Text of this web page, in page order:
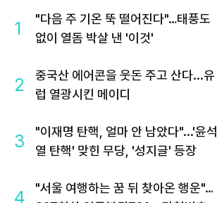
1
"다음 주 기온 뚝 떨어진다"…태풍도
없이 열돔 박살 낸 '이것'
2
중국산 에어콘을 웃돈 주고 산다...유
럽 열광시킨 메이디
3
"이재명 탄핵, 얼마 안 남았다"...'윤석
열 탄핵' 맞힌 무당, '성지글' 등장
4
"서울 여행하는 꿈 뒤 찾아온 행운"…